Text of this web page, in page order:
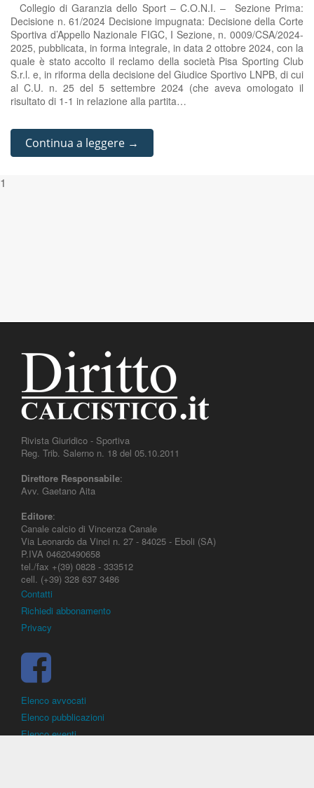
Collegio di Garanzia dello Sport – C.O.N.I. – Sezione Prima:
Decisione n. 61/2024 Decisione impugnata: Decisione della Corte
Sportiva d’Appello Nazionale FIGC, I Sezione, n. 0009/CSA/2024-
2025, pubblicata, in forma integrale, in data 2 ottobre 2024, con la
quale è stato accolto il reclamo della società Pisa Sporting Club
S.r.l. e, in riforma della decisione del Giudice Sportivo LNPB, di cui
al C.U. n. 25 del 5 settembre 2024 (che aveva omologato il
risultato di 1-1 in relazione alla partita…
Continua a leggere →
1
Rivista Giuridico - Sportiva
Reg. Trib. Salerno n. 18 del 05.10.2011
Direttore Responsabile:
Avv. Gaetano Aita
Editore:
Canale calcio di Vincenza Canale
Via Leonardo da Vinci n. 27 - 84025 - Eboli (SA)
P.IVA 04620490658
tel./fax +(39) 0828 - 333512
cell. (+39) 328 637 3486
Contatti
Richiedi abbonamento
Privacy
Elenco avvocati
Elenco pubblicazioni
Elenco eventi